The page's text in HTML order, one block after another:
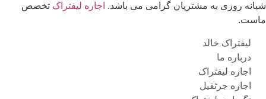
شبانه روزی به مشتریان گرامی می باشد. اجاره لیفتراک تخصص
ماست.
لیفتراک خالد
درباره ما
اجاره لیفتراک
اجاره جرثقیل